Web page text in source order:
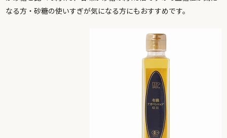
なる方・砂糖の使いすぎが気になる方にもおすすめです。